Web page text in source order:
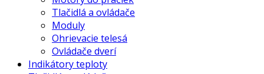
Tlačidlá a ovládače
Moduly
Ohrievacie telesá
Ovládače dverí
Indikátory teploty